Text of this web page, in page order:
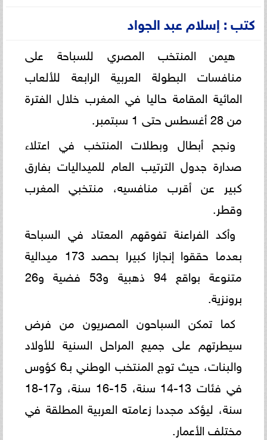
كتب : إسلام عبد الجواد
هيمن المنتخب المصري للسباحة على
منافسات البطولة العربية الرابعة للألعاب
المائية المقامة حاليا في المغرب خلال الفترة
من 28 أغسطس حتى 1 سبتمبر.
ونجح أبطال وبطلات المنتخب في اعتلاء
صدارة جدول الترتيب العام للميداليات بفارق
كبير عن أقرب منافسيه، منتخبي المغرب
وقطر.
وأكد الفراعنة تفوقهم المعتاد في السباحة
بعدما حققوا إنجازا كبيرا بحصد 173 ميدالية
متنوعة بواقع 94 ذهبية و53 فضية و26
برونزية.
كما تمكن السباحون المصريون من فرض
سيطرتهم على جميع المراحل السنية للأولاد
والبنات، حيث توج المنتخب الوطني بـ6 كؤوس
في فئات 13-14 سنة، 15-16 سنة، و17-18
سنة، ليؤكد مجددا زعامته العربية المطلقة في
مختلف الأعمار.